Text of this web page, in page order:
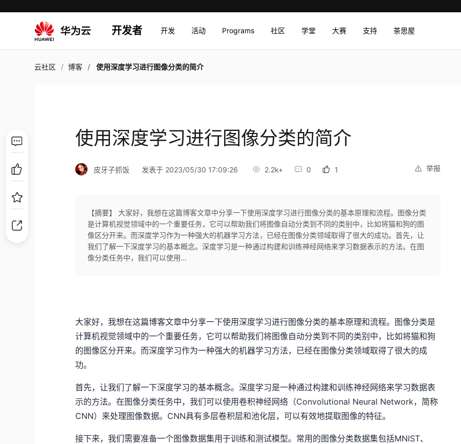
开发者 开发 活动 Programs 社区 学堂 大赛 支持 茶思屋
云社区 博客 使用深度学习进行图像分类的简介
使用深度学习进行图像分类的简介
举报
皮牙子抓饭 发表于 2023/05/30 17:09:26 2.2k+ 0 1
【摘要】 大家好，我想在这篇博客文章中分享一下使用深度学习进行图像分类的基本原理和流程。图像分类
是计算机视觉领域中的一个重要任务，它可以帮助我们将图像自动分类到不同的类别中，比如将猫和狗的图
像区分开来。而深度学习作为一种强大的机器学习方法，已经在图像分类领域取得了很大的成功。首先，让
我们了解一下深度学习的基本概念。深度学习是一种通过构建和训练神经网络来学习数据表示的方法。在图
像分类任务中，我们可以使用...
大家好，我想在这篇博客文章中分享一下使用深度学习进行图像分类的基本原理和流程。图像分类是
计算机视觉领域中的一个重要任务，它可以帮助我们将图像自动分类到不同的类别中，比如将猫和狗
的图像区分开来。而深度学习作为一种强大的机器学习方法，已经在图像分类领域取得了很大的成
功。
首先，让我们了解一下深度学习的基本概念。深度学习是一种通过构建和训练神经网络来学习数据表
示的方法。在图像分类任务中，我们可以使用卷积神经网络（Convolutional Neural Network，简称
CNN）来处理图像数据。CNN具有多层卷积层和池化层，可以有效地提取图像的特征。
接下来，我们需要准备一个图像数据集用于训练和测试模型。常用的图像分类数据集包括MNIST、